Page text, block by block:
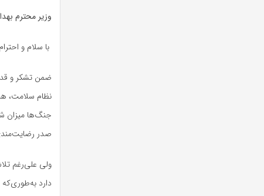
وزیر محترم
با سلام و احترام
ضمن تشکر و
نظام سلامت،
جنگ‌ها میزان
صدر
ولی علی‌رغم
دارد